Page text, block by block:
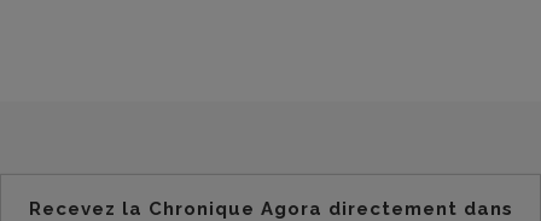
Recevez la Chronique Agora directement dans